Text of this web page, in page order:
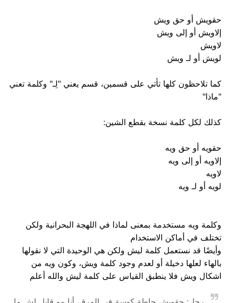
حقويش أو حق ويش
إلاويش أو إلى ويش
لاويش
لويش أو لـ ويش
كما تلاحظون كلها تأتي على قسمين، قسم يعني "لِـ" وكلمة تعني
"ماذا"
كذلك لكل كلمة نسخة بقطع الشين:
حقويه أو حق ويه
إلاويه أو إلى ويه
لاويه
لويه أو لـ ويه
وكلمة ويه مستخدمة بمعنى لماذا في اللهجة البحرانية ولكن
تختلف في أماكن الاستخدام
وأيضًا قد نستعمل كلمة ليش ولكن هي الوحيدة التي لا نقولها
بالهاء لعلها دخيلة أو لعدم وجود كلمة ويش، وكون ويه من
اشكال ويش فلا ينطبق القياس على كلمة ليش والله أعلم